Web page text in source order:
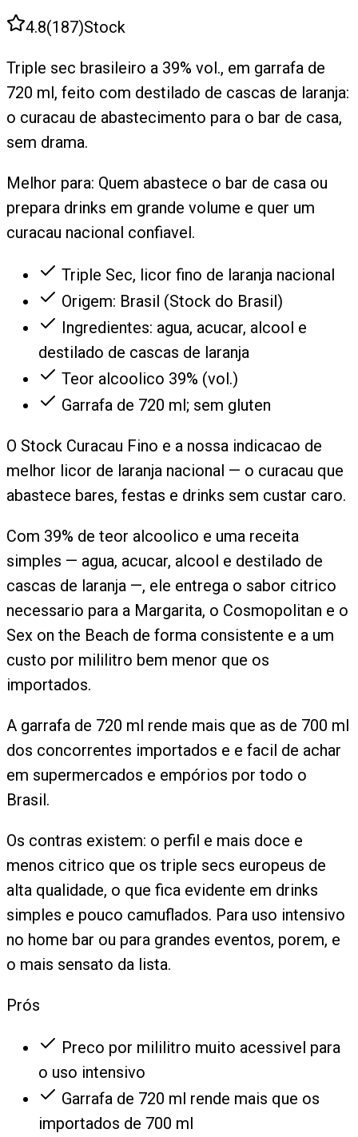
4.8(187)Stock
Triple sec brasileiro a 39% vol., em garrafa de
720 ml, feito com destilado de cascas de laranja:
o curacau de abastecimento para o bar de casa,
sem drama.
Melhor para: Quem abastece o bar de casa ou
prepara drinks em grande volume e quer um
curacau nacional confiavel.
Triple Sec, licor fino de laranja nacional
Origem: Brasil (Stock do Brasil)
Ingredientes: agua, acucar, alcool e
destilado de cascas de laranja
Teor alcoolico 39% (vol.)
Garrafa de 720 ml; sem gluten
O Stock Curacau Fino e a nossa indicacao de
melhor licor de laranja nacional — o curacau que
abastece bares, festas e drinks sem custar caro.
Com 39% de teor alcoolico e uma receita
simples — agua, acucar, alcool e destilado de
cascas de laranja —, ele entrega o sabor citrico
necessario para a Margarita, o Cosmopolitan e o
Sex on the Beach de forma consistente e a um
custo por mililitro bem menor que os
importados.
A garrafa de 720 ml rende mais que as de 700 ml
dos concorrentes importados e e facil de achar
em supermercados e empórios por todo o
Brasil.
Os contras existem: o perfil e mais doce e
menos citrico que os triple secs europeus de
alta qualidade, o que fica evidente em drinks
simples e pouco camuflados. Para uso intensivo
no home bar ou para grandes eventos, porem, e
o mais sensato da lista.
Prós
Preco por mililitro muito acessivel para
o uso intensivo
Garrafa de 720 ml rende mais que os
importados de 700 ml